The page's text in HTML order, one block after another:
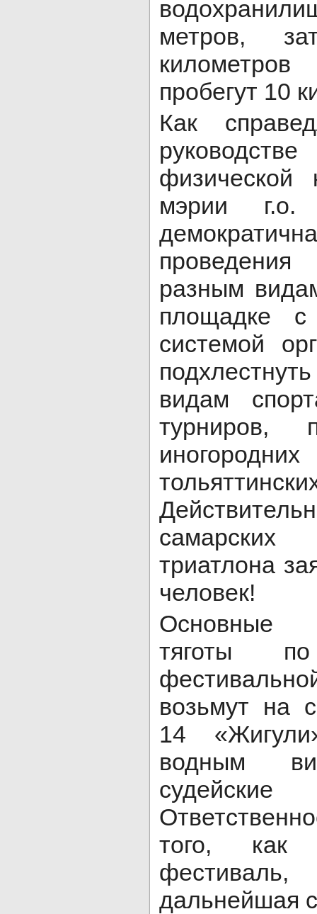
метров,
пробегут 10
Как
физической
мэрии г.о.
разным
площадке с
системой
видам
турниров,
триатлона
человек!
Основные
тяготы по
возьмут
14
водным
того, как
дальнейшая